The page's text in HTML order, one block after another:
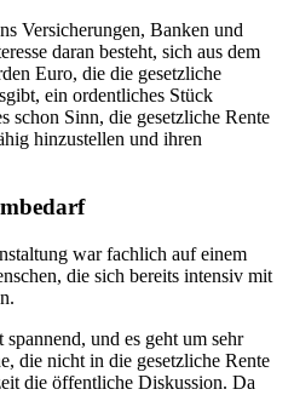
Versicherungen, Banken und
daran besteht, sich aus dem
Euro, die die gesetzliche
ein ordentliches Stück
schon Sinn, die gesetzliche Rente
hinzustellen und ihren
war fachlich auf einem
die sich bereits intensiv mit
und es geht um sehr
die nicht in die gesetzliche Rente
die öffentliche Diskussion. Da